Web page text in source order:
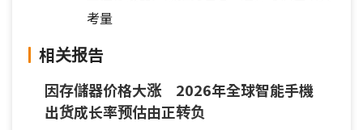
考量
相关报告
因存儲器价格大涨 2026年全球智能手機
出货成长率预估由正转负